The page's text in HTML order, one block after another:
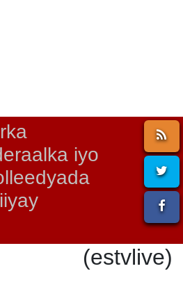
iyo
(estvlive)